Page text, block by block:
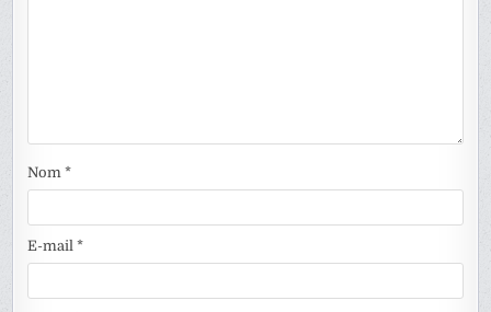
Nom*
E-mail*